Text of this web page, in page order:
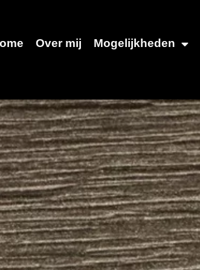
Over mij Mogelijkheden